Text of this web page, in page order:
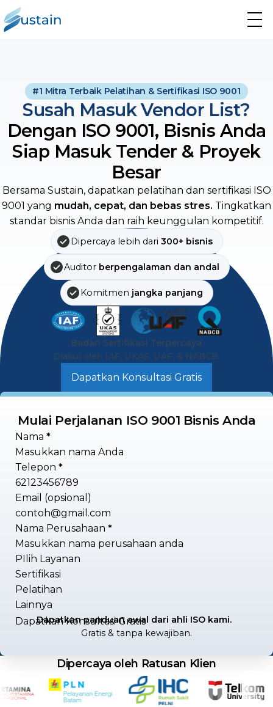
#1 Mitra Terbaik Pelatihan & Sertifikasi ISO 9001
Susah Masuk Vendor List?
Dengan ISO 9001, Bisnis Anda
Siap Masuk Tender & Proyek
Besar
Bersama Sustain, dapatkan pelatihan dan sertifikasi ISO
9001 yang mudah, cepat, dan bebas stres. Tingkatkan
standar bisnis Anda dan raih keunggulan kompetitif.
Dipercaya lebih dari 300+ bisnis
Auditor berpengalaman dan andal
Komitmen jangka panjang
Badan Sertifikasi Terpercaya
Diakui oleh IAF, UKAS, UAF, & NABCB.
Dapatkan Konsultasi Gratis
Mulai Perjalanan ISO 9001 Bisnis Anda
Section
Nama *
Telepon *
Email (opsional)
Nama Perusahaan *
PIlih Layanan
Sertifikasi
Pelatihan
Lainnya
Dapatkan Konsultasi Gratis
Dapatkan panduan awal dari ahli ISO kami.
Gratis & tanpa kewajiban.
Dipercaya oleh Ratusan Klien